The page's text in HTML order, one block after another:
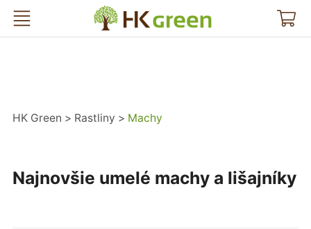
HK Green
HK Green Rastliny Machy
Najnovšie umelé machy a lišajníky